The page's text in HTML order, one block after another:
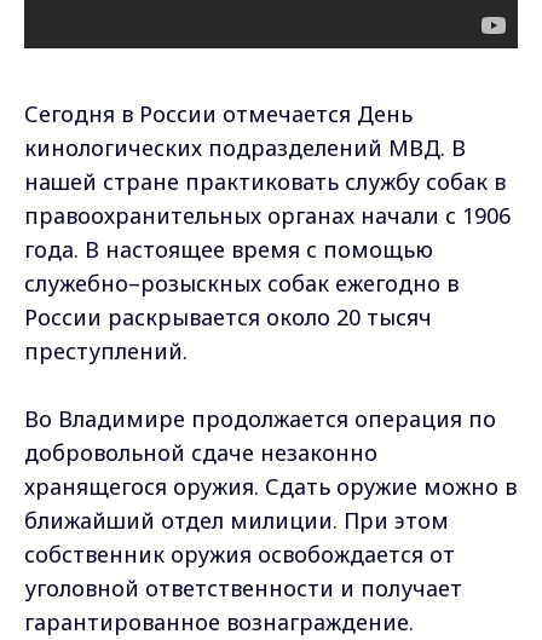
Сегодня в России отмечается День
кинологических подразделений МВД. В
нашей стране практиковать службу собак в
правоохранительных органах начали с 1906
года. В настоящее время с помощью
служебно–розыскных собак ежегодно в
России раскрывается около 20 тысяч
преступлений.
Во Владимире продолжается операция по
добровольной сдаче незаконно
хранящегося оружия. Сдать оружие можно в
ближайший отдел милиции. При этом
собственник оружия освобождается от
уголовной ответственности и получает
гарантированное вознаграждение.